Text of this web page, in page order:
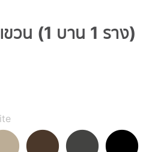
ขวน (1 บาน 1 ราง)